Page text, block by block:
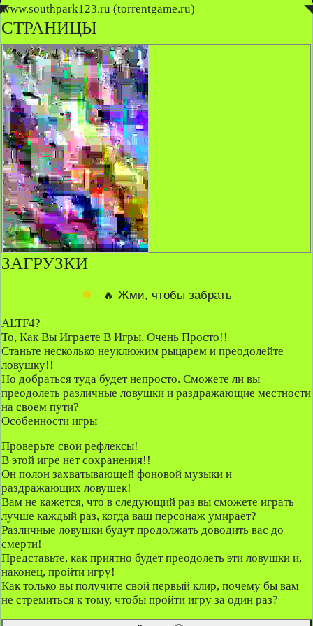
www.southpark123.ru (torrentgame.ru)
◤ ◥
СТРАНИЦЫ
ЗАГРУЗКИ
🔥 Жми, чтобы забрать
ALTF4?
То, Как Вы Играете В Игры, Очень Просто!!
Станьте несколько неуклюжим рыцарем и преодолейте
ловушку!!
Но добраться туда будет непросто. Сможете ли вы
преодолеть различные ловушки и раздражающие местности
на своем пути?
Особенности игры
Проверьте свои рефлексы!
В этой игре нет сохранения!!
Он полон захватывающей фоновой музыки и
раздражающих ловушек!
Вам не кажется, что в следующий раз вы сможете играть
лучше каждый раз, когда ваш персонаж умирает?
Различные ловушки будут продолжать доводить вас до
смерти!
Представьте, как приятно будет преодолеть эти ловушки и,
наконец, пройти игру!
Как только вы получите свой первый клир, почему бы вам
не стремиться к тому, чтобы пройти игру за один раз?